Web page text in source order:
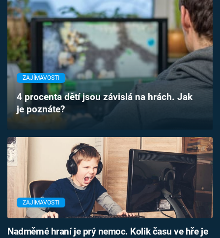
Pořady
TV Program
Časopis
Sledujte prima+
Sledujte nás
ZAJÍMAVOSTI
4 procenta dětí jsou závislá na hrách. Jak
je poznáte?
ZAJÍMAVOSTI
Nadměrné hraní je prý nemoc. Kolik času ve hře je